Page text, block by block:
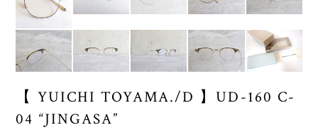
【 YUICHI TOYAMA./D 】UD-160 C-
04 “JINGASA”